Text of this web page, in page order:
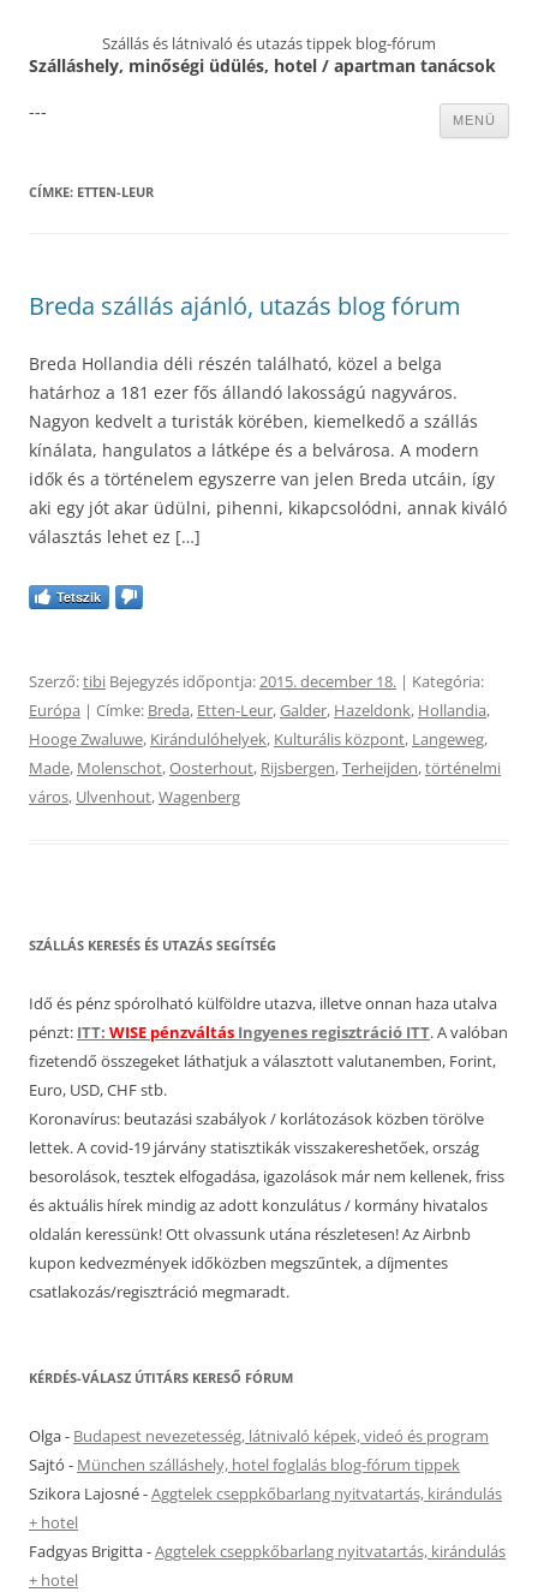
Szállás és látnivaló és utazás tippek blog-fórum
Szálláshely, minőségi üdülés, hotel / apartman tanácsok
MENÜ
---
CÍMKE: ETTEN-LEUR
Breda szállás ajánló, utazás blog fórum
Breda Hollandia déli részén található, közel a belga
határhoz a 181 ezer fős állandó lakosságú nagyváros.
Nagyon kedvelt a turisták körében, kiemelkedő a szállás
kínálata, hangulatos a látképe és a belvárosa. A modern
idők és a történelem egyszerre van jelen Breda utcáin, így
aki egy jót akar üdülni, pihenni, kikapcsolódni, annak kiváló
választás lehet ez […]
Tetszik
Szerző:tibi Bejegyzés időpontja:2015. december 18. | Kategória:
Európa | Címke: Breda, Etten-Leur,Galder, Hazeldonk, Hollandia,
Hooge Zwaluwe, Kirándulóhelyek, Kulturális központ, Langeweg,
Made, Molenschot,Oosterhout, Rijsbergen,Terheijden,történelmi
város, Ulvenhout,Wagenberg
SZÁLLÁS KERESÉS ÉS UTAZÁS SEGÍTSÉG
Idő és pénz spórolható külföldre utazva, illetve onnan haza utalva
pénzt: ITT: WISE pénzváltás Ingyenes regisztráció ITT. A valóban
fizetendő összegeket láthatjuk a választott valutanemben, Forint,
Euro, USD, CHF stb.
Koronavírus: beutazási szabályok / korlátozások közben törölve
lettek. A covid-19 járvány statisztikák visszakereshetőek, ország
besorolások, tesztek elfogadása, igazolások már nem kellenek, friss
és aktuális hírek mindig az adott konzulátus / kormány hivatalos
oldalán keressünk! Ott olvassunk utána részletesen! Az Airbnb
kupon kedvezmények időközben megszűntek, a díjmentes
csatlakozás/regisztráció megmaradt.
KÉRDÉS-VÁLASZ ÚTITÁRS KERESŐ FÓRUM
Olga- Budapest nevezetesség, látnivaló képek, videó és program
Sajtó - München szálláshely, hotel foglalás blog-fórum tippek
Szikora Lajosné-Aggtelek cseppkőbarlang nyitvatartás, kirándulás
+ hotel
Fadgyas Brigitta-Aggtelek cseppkőbarlang nyitvatartás, kirándulás
+ hotel